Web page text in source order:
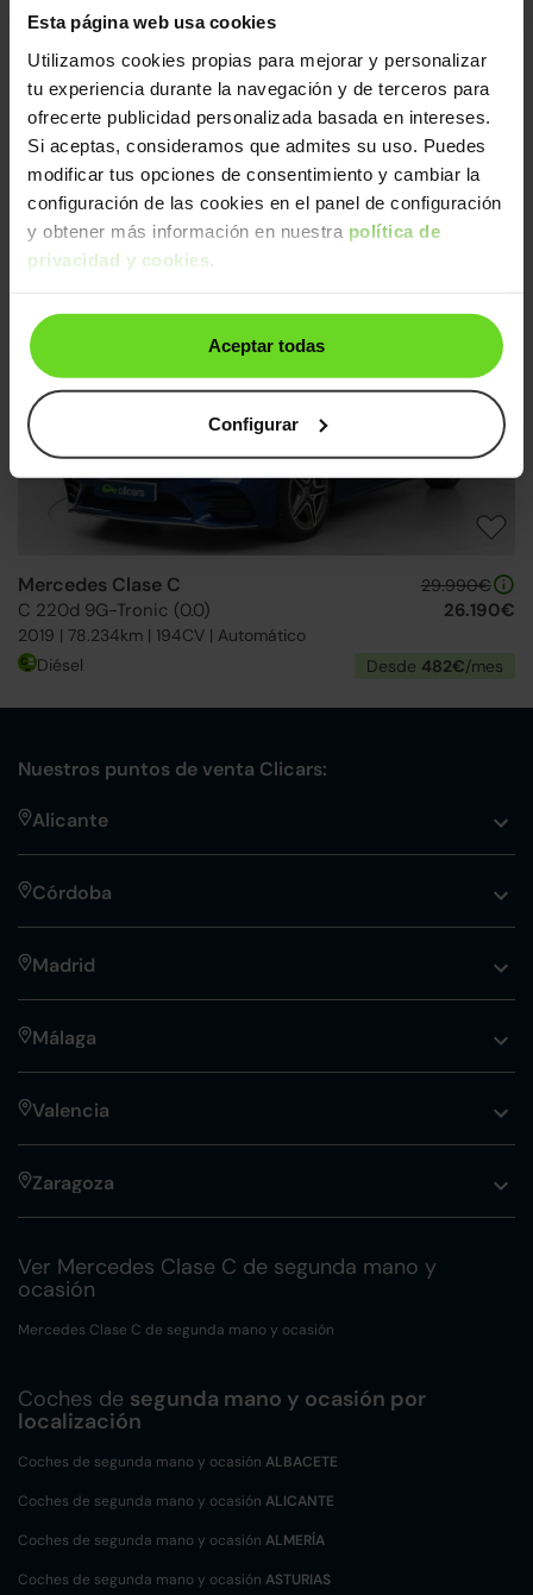
Esta página web usa cookies
Utilizamos cookies propias para mejorar y personalizar
tu experiencia durante la navegación y de terceros para
ofrecerte publicidad personalizada basada en intereses.
Si aceptas, consideramos que admites su uso. Puedes
modificar tus opciones de consentimiento y cambiar la
configuración de las cookies en el panel de configuración
y obtener más información en nuestra política de
privacidad y cookies
Aceptar todas
Configurar
Mercedes Clase C
C 200 9G-Tronic
2022 | 51.174km | 204CV | Automático
38.490€
30.490€
Mercedes Clase C
C 220d 9G-Tronic (0.0)
2019 | 78.234km | 194CV | Automático
29.990€
26.190€
Diésel Desde 482€/mes
Nuestros puntos de venta Clicars:
Alicante
Córdoba
Madrid
Málaga
Valencia
Zaragoza
Ver Mercedes Clase C de segunda mano y
ocasión
Mercedes Clase C de segunda mano y ocasión
Coches de segunda mano y ocasión por
localización
Coches de segunda mano y ocasión ALBACETE
Coches de segunda mano y ocasión ALICANTE
Coches de segunda mano y ocasión ALMERÍA
Coches de segunda mano y ocasión ASTURIAS